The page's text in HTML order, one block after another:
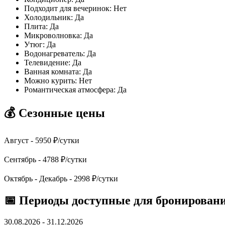
Подходит для вечеринок: Нет
Холодильник: Да
Плита: Да
Микроволновка: Да
Утюг: Да
Водонагреватель: Да
Телевидение: Да
Ванная комната: Да
Можно курить: Нет
Романтическая атмосфера: Да
💰 Сезонные цены
Август - 5950 ₽/сутки
Сентябрь - 4788 ₽/сутки
Октябрь - Декабрь - 2998 ₽/сутки
📅 Периоды доступные для
30.08.2026 - 31.12.2026